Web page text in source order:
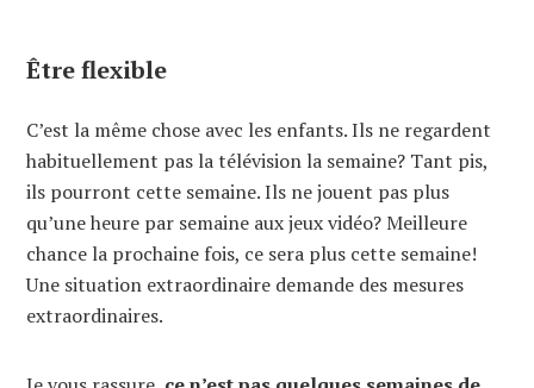
Être flexible
C’est la même chose avec les enfants. Ils ne regardent
habituellement pas la télévision la semaine? Tant pis,
ils pourront cette semaine. Ils ne jouent pas plus
qu’une heure par semaine aux jeux vidéo? Meilleure
chance la prochaine fois, ce sera plus cette semaine!
Une situation extraordinaire demande des mesures
extraordinaires.